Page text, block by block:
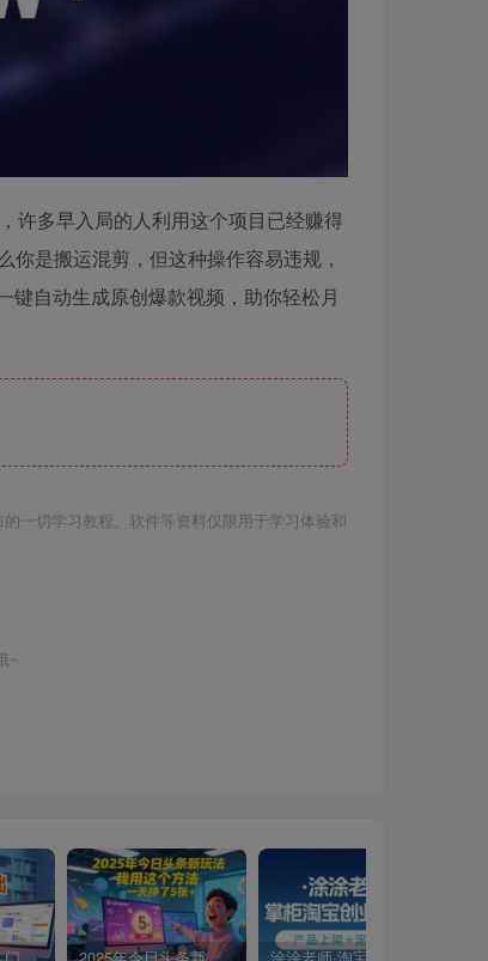
许多早入局的人利用这个项目已经赚得
是搬运混剪，但这种操作容易违规，
自动生成原创爆款视频，助你轻松月
一切学习教程、软件等资料仅限用于学习体验和
~